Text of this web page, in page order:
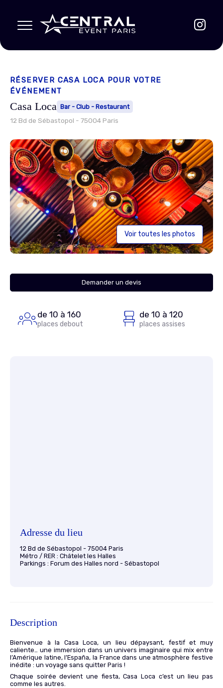
RÉSERVER CASA LOCA POUR VOTRE
ÉVÉNEMENT
Casa Loca Bar - Club - Restaurant
12 Bd de Sébastopol - 75004 Paris
Voir toutes les photos
Demander un devis
de 10 à 160
places debout
de 10 à 120
places assises
Adresse du lieu
12 Bd de Sébastopol - 75004 Paris
Métro / RER : Châtelet les Halles
Parkings : Forum des Halles nord - Sébastopol
Description
Bienvenue à la Casa Loca, un lieu dépaysant, festif et muy
caliente… une immersion dans un univers imaginaire qui mix entre
l’Amérique latine, l’España, la France dans une atmosphère festive
inédite : un voyage sans quitter Paris !
Chaque soirée devient une fiesta, Casa Loca c’est un lieu pas
comme les autres.